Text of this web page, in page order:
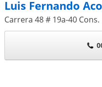
Luis Fernando
Carrera 48 # 19a-40 Cons.